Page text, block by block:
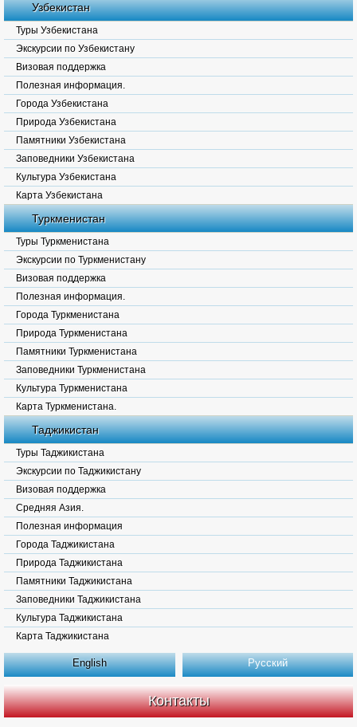
Узбекистан
Туры Узбекистана
Экскурсии по Узбекистану
Визовая поддержка
Полезная информация.
Города Узбекистана
Природа Узбекистана
Памятники Узбекистана
Заповедники Узбекистана
Культура Узбекистана
Карта Узбекистана
Туркменистан
Туры Туркменистана
Экскурсии по Туркменистану
Визовая поддержка
Полезная информация.
Города Туркменистана
Природа Туркменистана
Памятники Туркменистана
Заповедники Туркменистана
Культура Туркменистана
Карта Туркменистана.
Таджикистан
Туры Таджикистана
Экскурсии по Таджикистану
Визовая поддержка
Средняя Азия.
Полезная информация
Города Таджикистана
Природа Таджикистана
Памятники Таджикистана
Заповедники Таджикистана
Культура Таджикистана
Карта Таджикистана
English Русский
Контакты